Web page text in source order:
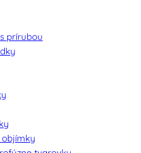
prírubou